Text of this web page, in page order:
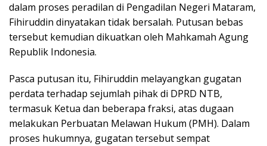
dalam proses peradilan di Pengadilan Negeri Mataram,
Fihiruddin dinyatakan tidak bersalah. Putusan bebas
tersebut kemudian dikuatkan oleh Mahkamah Agung
Republik Indonesia.
Pasca putusan itu, Fihiruddin melayangkan gugatan
perdata terhadap sejumlah pihak di DPRD NTB,
termasuk Ketua dan beberapa fraksi, atas dugaan
melakukan Perbuatan Melawan Hukum (PMH). Dalam
proses hukumnya, gugatan tersebut sempat